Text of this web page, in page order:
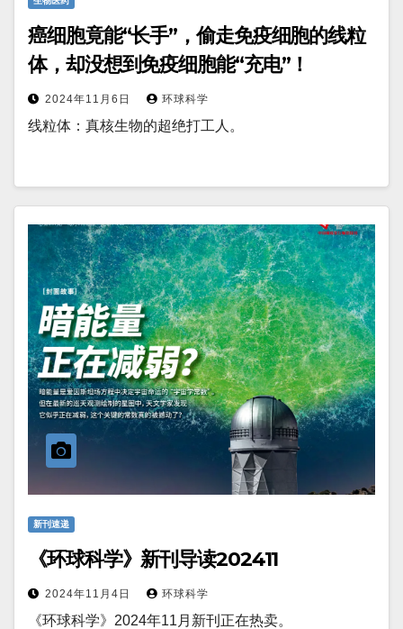
癌细胞竟能“长手”，偷走免疫细胞的线粒
体，却没想到免疫细胞能“充电”！
2024年11月6日 环球科学
线粒体：真核生物的超绝打工人。
新刊速递
《环球科学》新刊导读202411
2024年11月4日 环球科学
《环球科学》2024年11月新刊正在热卖。